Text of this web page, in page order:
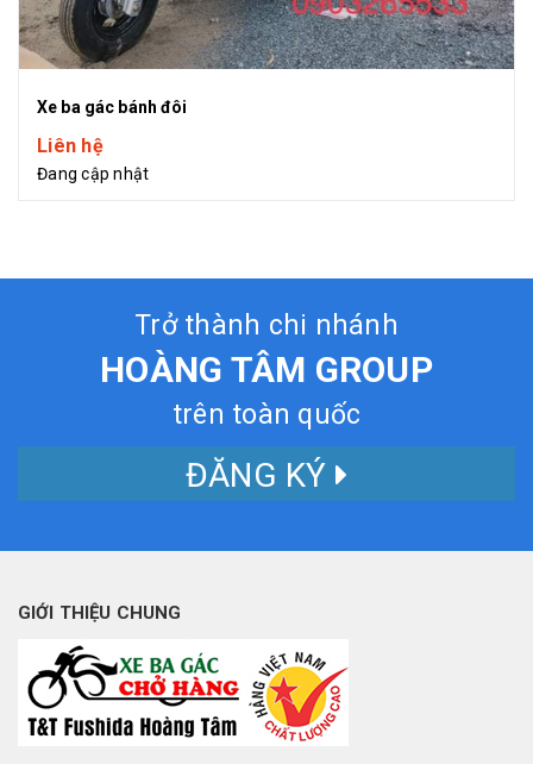
Xe ba gác bánh đôi
Liên hệ
Đang cập nhật
Trở thành chi nhánh
HOÀNG TÂM GROUP
trên toàn quốc
ĐĂNG KÝ
GIỚI THIỆU CHUNG